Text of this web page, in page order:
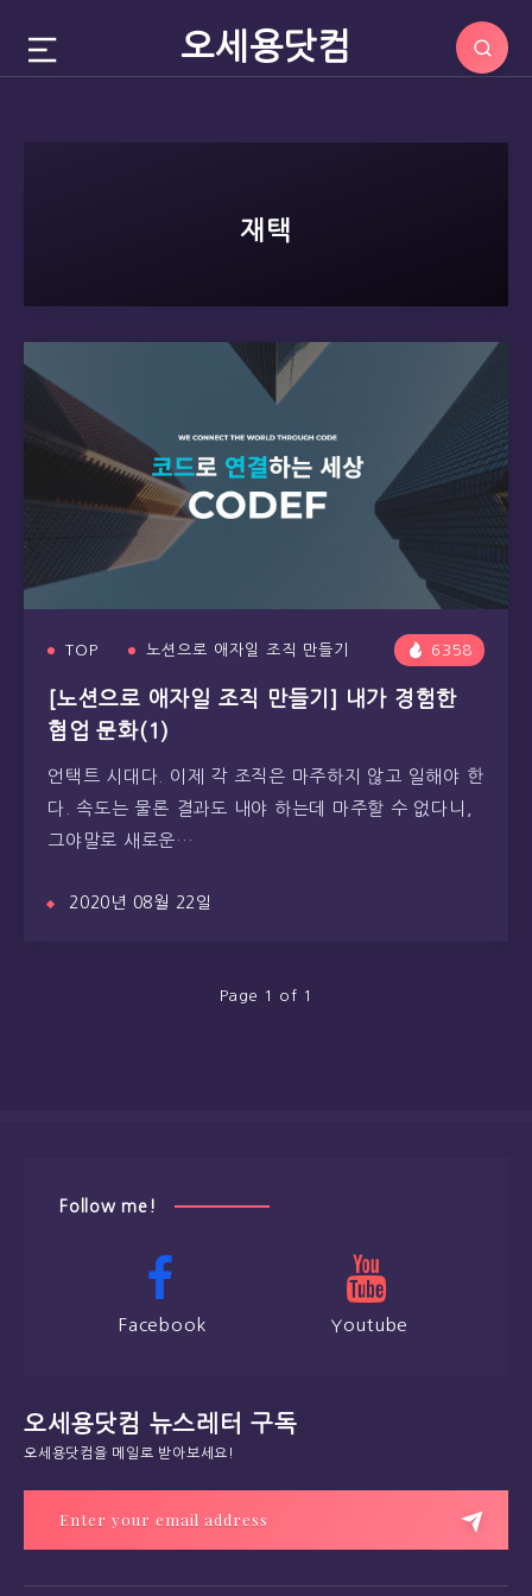
오세용닷컴
재택
TOP 노션으로 애자일 조직 만들기 6358
[노션으로 애자일 조직 만들기] 내가 경험한
협업 문화(1)
언택트 시대다. 이제 각 조직은 마주하지 않고 일해야 한
다. 속도는 물론 결과도 내야 하는데 마주할 수 없다니,
그야말로 새로운…
2020년 08월 22일
Page 1 of 1
Follow me!
Facebook Youtube
오세용닷컴 뉴스레터 구독
오세용닷컴을 메일로 받아보세요!